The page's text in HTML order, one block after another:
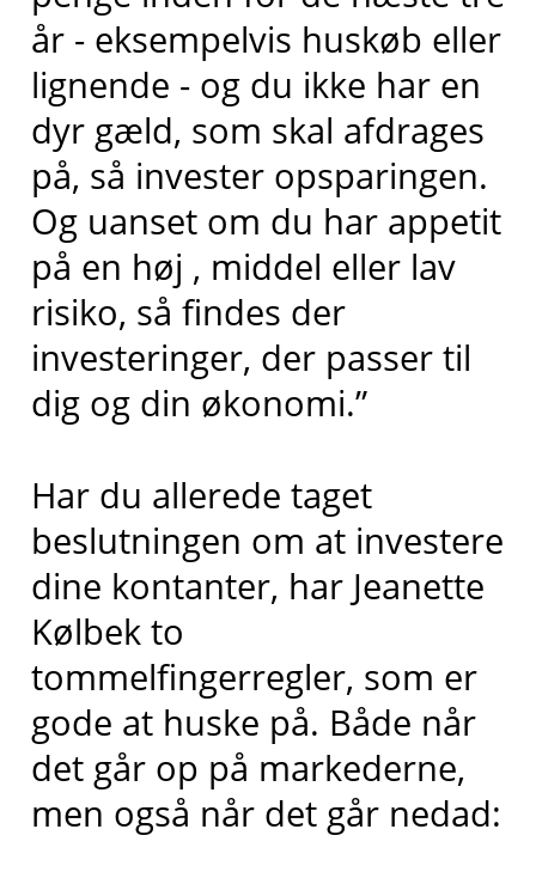
år - eksempelvis huskøb eller
lignende - og du ikke har en
dyr gæld, som skal afdrages
på, så invester opsparingen.
Og uanset om du har appetit
på en høj , middel eller lav
risiko, så findes der
investeringer, der passer til
dig og din økonomi.”
Har du allerede taget
beslutningen om at investere
dine kontanter, har Jeanette
Kølbek to
tommelfingerregler, som er
gode at huske på. Både når
det går op på markederne,
men også når det går nedad: